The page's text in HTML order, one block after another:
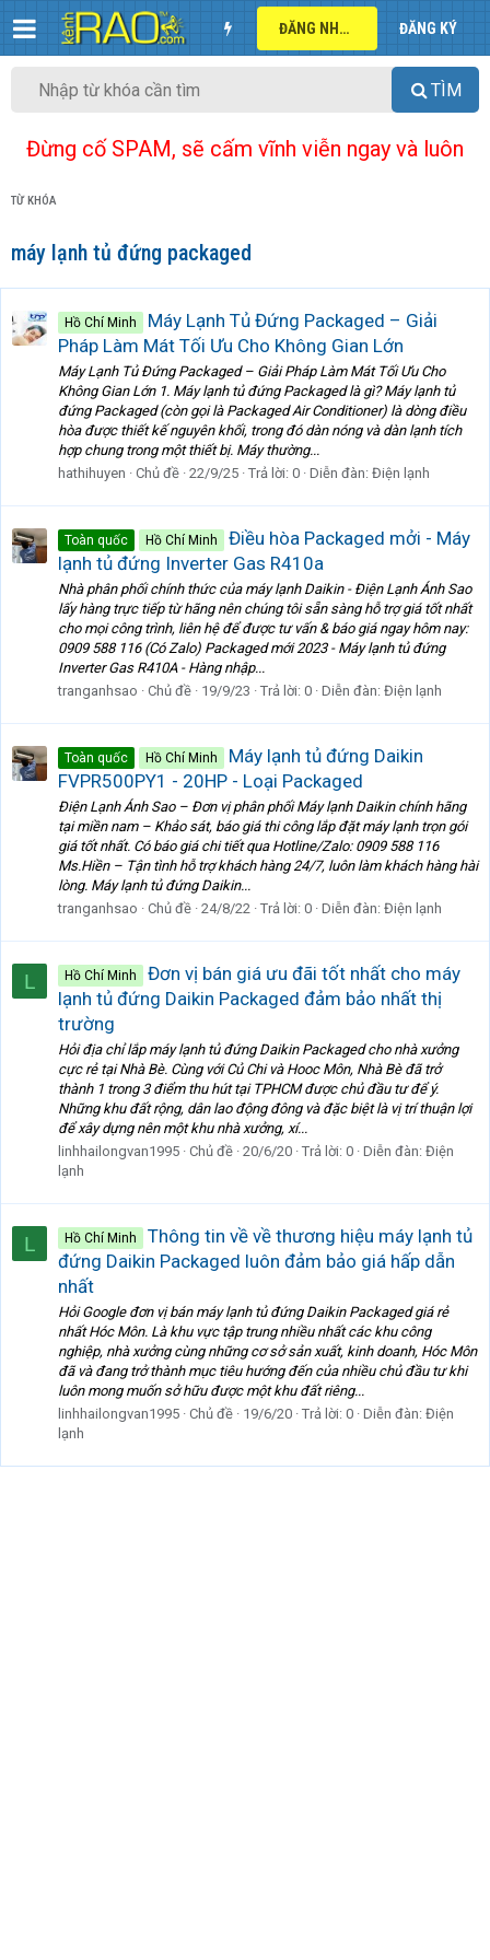
ĐĂNG NHẬP ĐĂNG KÝ
TÌM
Đừng cố SPAM, sẽ cấm vĩnh viễn ngay và luôn
TỪ KHÓA
máy lạnh tủ đứng packaged
Hồ Chí Minh
Máy Lạnh Tủ Đứng Packaged – Giải
Pháp Làm Mát Tối Ưu Cho Không Gian Lớn
Máy Lạnh Tủ Đứng Packaged – Giải Pháp Làm Mát Tối Ưu Cho
Không Gian Lớn 1. Máy lạnh tủ đứng Packaged là gì? Máy lạnh tủ
đứng Packaged (còn gọi là Packaged Air Conditioner) là dòng điều
hòa được thiết kế nguyên khối, trong đó dàn nóng và dàn lạnh tích
hợp chung trong một thiết bị. Máy thường...
hathihuyen
Chủ đề 22/9/25 Trả lời: 0 Diễn đàn: Điện lạnh
Toàn quốc Hồ Chí Minh
Điều hòa Packaged mởi - Máy
lạnh tủ đứng Inverter Gas R410a
Nhà phân phối chính thức của máy lạnh Daikin - Điện Lạnh Ánh Sao
lấy hàng trực tiếp từ hãng nên chúng tôi sẵn sàng hỗ trợ giá tốt nhất
cho mọi công trình, liên hệ để được tư vấn & báo giá ngay hôm nay:
0909 588 116 (Có Zalo) Packaged mới 2023 - Máy lạnh tủ đứng
Inverter Gas R410A - Hàng nhập...
tranganhsao
Chủ đề 19/9/23 Trả lời: 0 Diễn đàn: Điện lạnh
Toàn quốc Hồ Chí Minh
Máy lạnh tủ đứng Daikin
FVPR500PY1 - 20HP - Loại Packaged
Điện Lạnh Ánh Sao – Đơn vị phân phối Máy lạnh Daikin chính hãng
tại miền nam – Khảo sát, báo giá thi công lắp đặt máy lạnh trọn gói
giá tốt nhất. Có báo giá chi tiết qua Hotline/Zalo: 0909 588 116
Ms.Hiền – Tận tình hỗ trợ khách hàng 24/7, luôn làm khách hàng hài
lòng. Máy lạnh tủ đứng Daikin...
tranganhsao
Chủ đề 24/8/22 Trả lời: 0 Diễn đàn: Điện lạnh
L Hồ Chí Minh
Đơn vị bán giá ưu đãi tốt nhất cho máy
lạnh tủ đứng Daikin Packaged đảm bảo nhất thị
trường
Hỏi địa chỉ lắp máy lạnh tủ đứng Daikin Packaged cho nhà xưởng
cực rẻ tại Nhà Bè. Cùng với Củ Chi và Hooc Môn, Nhà Bè đã trở
thành 1 trong 3 điểm thu hút tại TPHCM được chủ đầu tư để ý.
Những khu đất rộng, dân lao động đông và đặc biệt là vị trí thuận lợi
để xây dựng nên một khu nhà xưởng, xí...
linhhailongvan1995 Chủ đề 20/6/20 Trả lời: 0 Diễn đàn: Điện
lạnh
L Hồ Chí Minh
Thông tin về về thương hiệu máy lạnh tủ
đứng Daikin Packaged luôn đảm bảo giá hấp dẫn
nhất
Hỏi Google đơn vị bán máy lạnh tủ đứng Daikin Packaged giá rẻ
nhất Hóc Môn. Là khu vực tập trung nhiều nhất các khu công
nghiệp, nhà xưởng cùng những cơ sở sản xuất, kinh doanh, Hóc Môn
đã và đang trở thành mục tiêu hướng đến của nhiều chủ đầu tư khi
luôn mong muốn sở hữu được một khu đất riêng...
linhhailongvan1995 Chủ đề 19/6/20 Trả lời: 0 Diễn đàn: Điện
lạnh